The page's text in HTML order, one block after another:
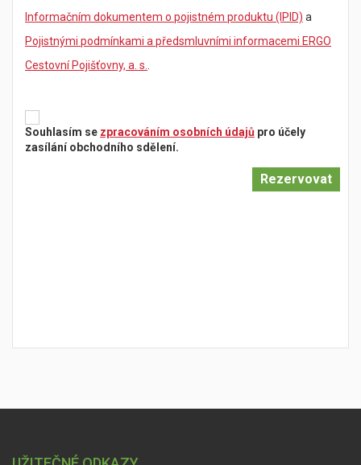
Informačním dokumentem o pojistném produktu (IPID) a
Pojistnými podmínkami a předsmluvními informacemi ERGO
Cestovní Pojišťovny, a. s.
Souhlasím se zpracováním osobních údajů pro účely
zasílání obchodního sdělení.